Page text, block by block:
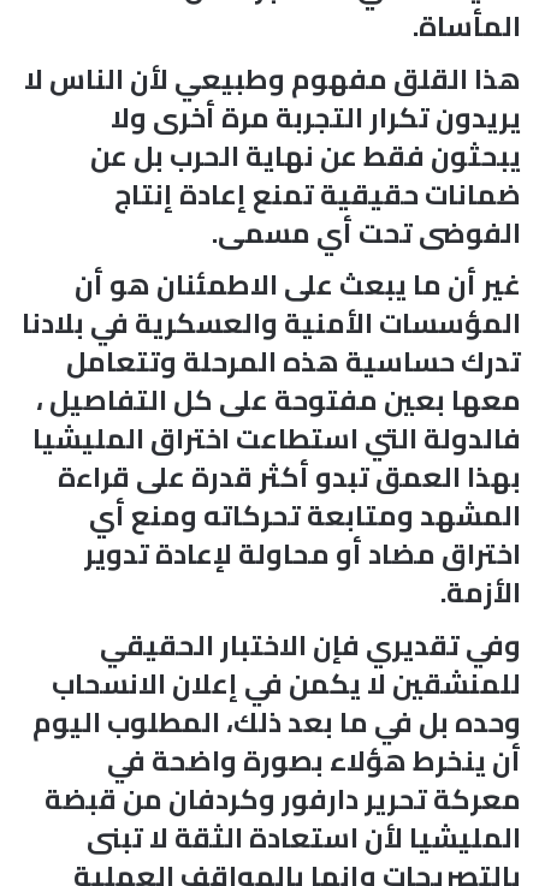
المأساة.
هذا القلق مفهوم وطبيعي لأن الناس لا
يريدون تكرار التجربة مرة أخرى ولا
يبحثون فقط عن نهاية الحرب بل عن
ضمانات حقيقية تمنع إعادة إنتاج
الفوضى تحت أي مسمى.
غير أن ما يبعث على الاطمئنان هو أن
المؤسسات الأمنية والعسكرية في بلادنا
تدرك حساسية هذه المرحلة وتتعامل
معها بعين مفتوحة على كل التفاصيل ،
فالدولة التي استطاعت اختراق المليشيا
بهذا العمق تبدو أكثر قدرة على قراءة
المشهد ومتابعة تحركاته ومنع أي
اختراق مضاد أو محاولة لإعادة تدوير
الأزمة.
وفي تقديري فإن الاختبار الحقيقي
للمنشقين لا يكمن في إعلان الانسحاب
وحده بل في ما بعد ذلك، المطلوب اليوم
أن ينخرط هؤلاء بصورة واضحة في
معركة تحرير دارفور وكردفان من قبضة
المليشيا لأن استعادة الثقة لا تبنى
بالتصريحات وإنما بالمواقف العملية